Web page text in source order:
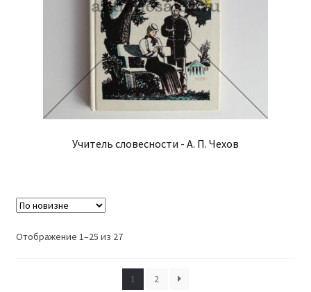
Учитель словесности - А. П. Чехов
Отображение 1–25 из 27Сортировка:
недавние
1
2